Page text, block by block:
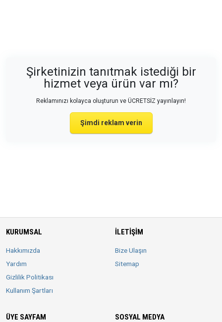
Şirketinizin tanıtmak istediği bir
hizmet veya ürün var mı?
Reklamınızı kolayca oluşturun ve ÜCRETSİZ yayınlayın!
Şimdi reklam verin
KURUMSAL
Hakkımızda
Yardım
Gizlilik Politikası
Kullanım Şartları
İLETIŞIM
Bize Ulaşın
Sitemap
ÜYE SAYFAM SOSYAL MEDYA